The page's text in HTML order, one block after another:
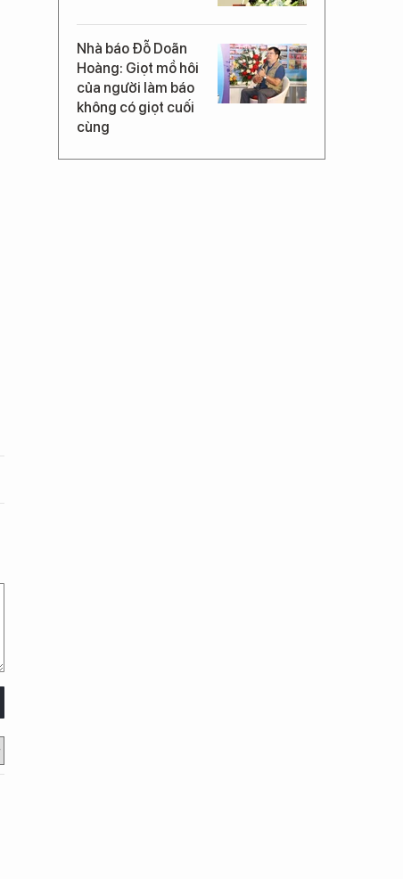
Nhà báo Đỗ Doãn
Hoàng: Giọt mồ hôi
của người làm báo
không có giọt cuối
cùng